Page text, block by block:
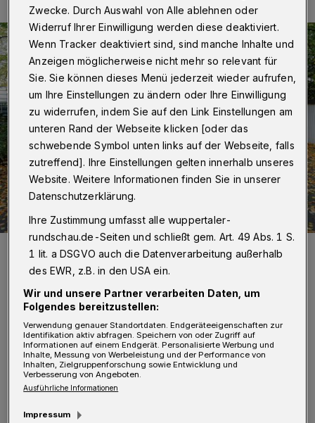
„Ich freue mich sehr, dass der Zug in
Wuppertal bleibt“, sagt Oberbürgermeister
Uwe Schneidewind. „Endlich kann unsere
Schwebebahn aus den 70er Jahren die
Zwecke. Durch Auswahl von Alle ablehnen oder
Widerruf Ihrer Einwilligung werden diese deaktiviert.
Wenn Tracker deaktiviert sind, sind manche Inhalte und
Anzeigen möglicherweise nicht mehr so relevant für
Sie. Sie können dieses Menü jederzeit wieder aufrufen,
um Ihre Einstellungen zu ändern oder Ihre Einwilligung
zu widerrufen, indem Sie auf den Link Einstellungen am
unteren Rand der Webseite klicken [oder das
schwebende Symbol unten links auf der Webseite, falls
zutreffend]. Ihre Einstellungen gelten innerhalb unseres
Website. Weitere Informationen finden Sie in unserer
Datenschutzerklärung.
Ihre Zustimmung umfasst alle wuppertaler-
rundschau.de-Seiten und schließt gem. Art. 49 Abs. 1 S.
1 lit. a DSGVO auch die Datenverarbeitung außerhalb
des EWR, z.B. in den USA ein.
Wir und unsere Partner verarbeiten Daten, um
Folgendes bereitzustellen:
Verwendung genauer Standortdaten. Endgeräteeigenschaften zur
Identifikation aktiv abfragen. Speichern von oder Zugriff auf
Informationen auf einem Endgerät. Personalisierte Werbung und
Inhalte, Messung von Werbeleistung und der Performance von
Inhalten, Zielgruppenforschung sowie Entwicklung und
Verbesserung von Angeboten.
Ausführliche Informationen
Impressum